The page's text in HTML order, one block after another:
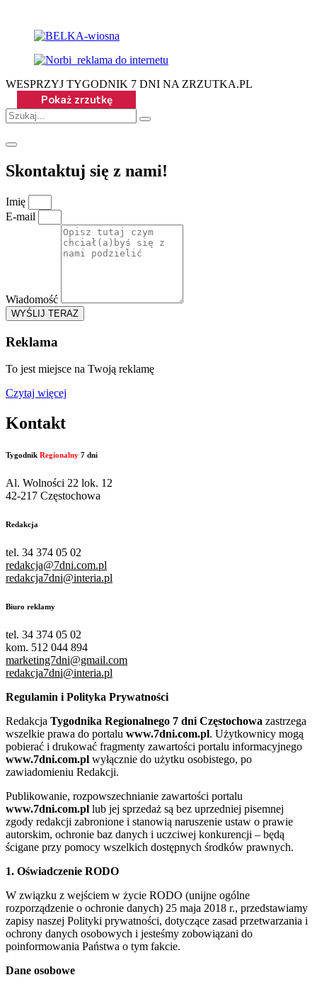
WESPRZYJ TYGODNIK 7 DNI NA ZRZUTKA.PL
Skontaktuj się z nami!
Imię
E-mail
Wiadomość
WYŚLIJ TERAZ
Reklama
To jest miejsce na Twoją reklamę
Czytaj więcej
Kontakt
Tygodnik Regionalny 7 dni
Al. Wolności 22 lok. 12
42-217 Częstochowa
Redakcja
tel. 34 374 05 02
redakcja@7dni.com.pl
redakcja7dni@interia.pl
Biuro reklamy
tel. 34 374 05 02
kom. 512 044 894
marketing7dni@gmail.com
redakcja7dni@interia.pl
Regulamin i Polityka Prywatności
Redakcja Tygodnika Regionalnego 7 dni Częstochowa zastrzega
wszelkie prawa do portalu www.7dni.com.pl. Użytkownicy mogą
pobierać i drukować fragmenty zawartości portalu informacyjnego
www.7dni.com.pl wyłącznie do użytku osobistego, po
zawiadomieniu Redakcji.
Publikowanie, rozpowszechnianie zawartości portalu
www.7dni.com.pl lub jej sprzedaż są bez uprzedniej pisemnej
zgody redakcji zabronione i stanowią naruszenie ustaw o prawie
autorskim, ochronie baz danych i uczciwej konkurencji – będą
ścigane przy pomocy wszelkich dostępnych środków prawnych.
1. Oświadczenie RODO
W związku z wejściem w życie RODO (unijne ogólne
rozporządzenie o ochronie danych) 25 maja 2018 r., przedstawiamy
zapisy naszej Polityki prywatności, dotyczące zasad przetwarzania i
ochrony danych osobowych i jesteśmy zobowiązani do
poinformowania Państwa o tym fakcie.
Dane osobowe